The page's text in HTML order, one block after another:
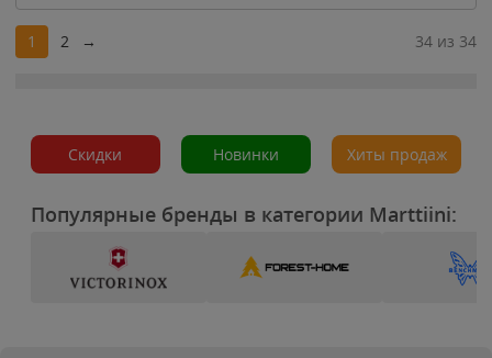
1 2 → 34 из 34
Скидки Новинки Хиты продаж
Популярные бренды в категории Marttiini: